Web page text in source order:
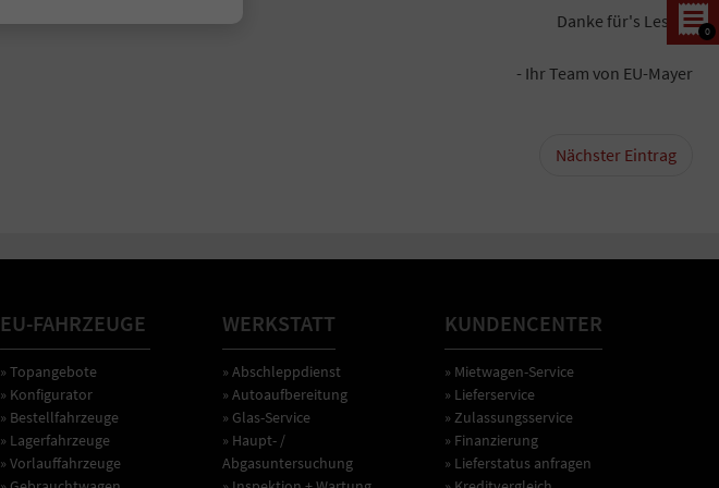
Danke für's Lesen!
- Ihr Team von EU-Mayer
Nächster Eintrag
EU-FAHRZEUGE
» Topangebote
» Konfigurator
» Bestellfahrzeuge
» Lagerfahrzeuge
» Vorlauffahrzeuge
WERKSTATT
» Abschleppdienst
» Autoaufbereitung
» Glas-Service
» Haupt- /
Abgasuntersuchung
KUNDENCENTER
» Mietwagen-Service
» Lieferservice
» Zulassungsservice
» Finanzierung
» Lieferstatus anfragen
0